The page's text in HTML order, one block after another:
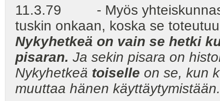
11.3.79 - Myös
tuskin onkaan, koska se
Nykyhetkeä on vain se hetki
pisaran. Ja sekin pisara on
Nykyhetkeä toiselle on se, kun
muuttaa hänen käyttäytymistään.